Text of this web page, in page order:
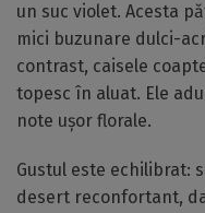
un suc violet. Acesta
mici buzunare dulci-
contrast, caisele
topesc în aluat. Ele
note ușor florale.
Gustul este echilibrat:
desert reconfortant,